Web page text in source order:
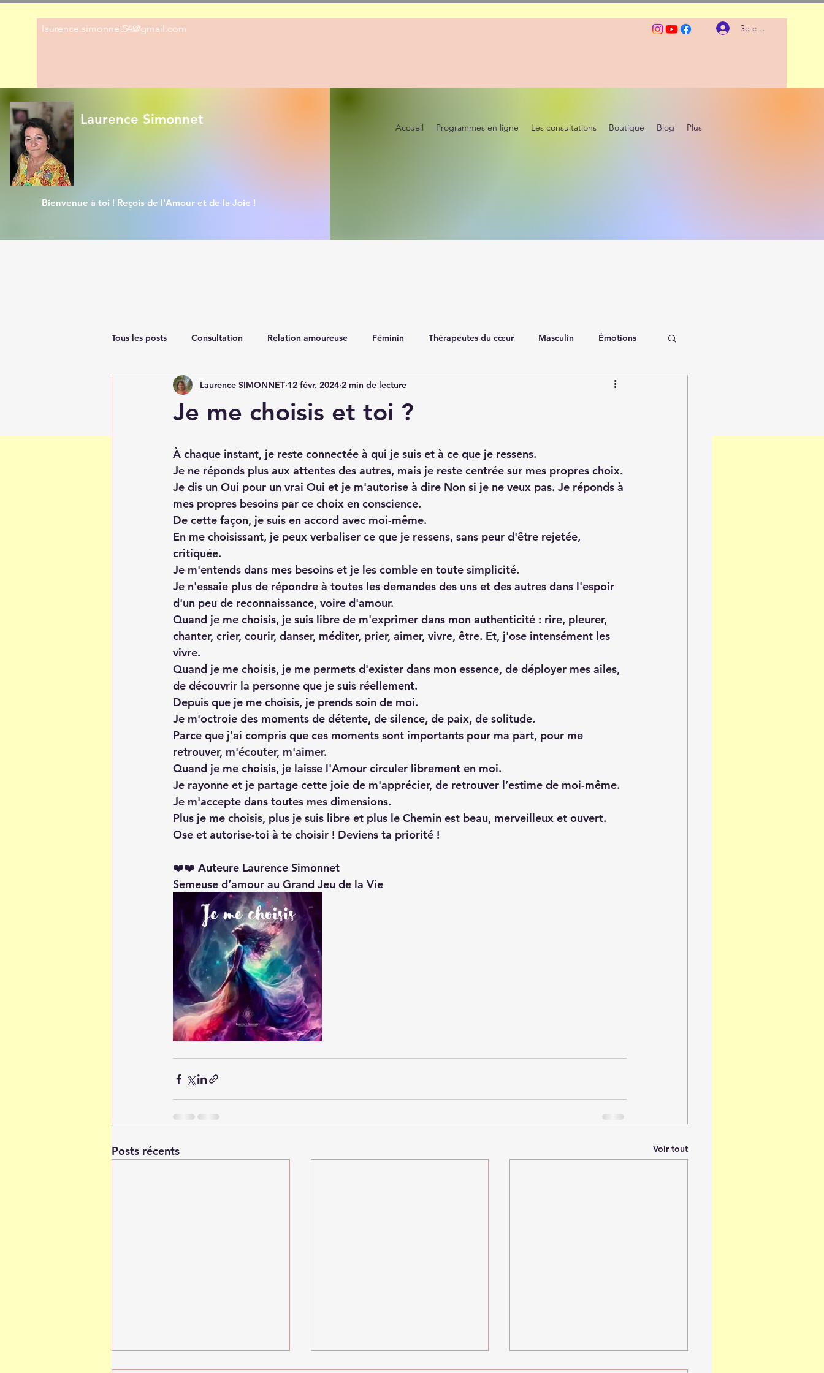
laurence.simonnet54@gmail.com Se connecter
Laurence Simonnet
Bienvenue à toi ! Reçois de l'Amour et de la Joie !
Accueil Programmes en ligne Les consultations Boutique Blog Plus
Tous les posts Consultation Relation amoureuse Féminin Thérapeutes du cœur Masculin Émotions
Renaissance
Je me choisis et toi ?
Laurence SIMONNET 12 févr. 2024 2 min de lecture
À chaque instant, je reste connectée à qui je suis et à ce que je ressens.
Je ne réponds plus aux attentes des autres, mais je reste centrée sur mes propres choix.
Je dis un Oui pour un vrai Oui et je m'autorise à dire Non si je ne veux pas. Je réponds à
mes propres besoins par ce choix en conscience.
De cette façon, je suis en accord avec moi-même.
En me choisissant, je peux verbaliser ce que je ressens, sans peur d'être rejetée,
critiquée.
Je m'entends dans mes besoins et je les comble en toute simplicité.
Je n'essaie plus de répondre à toutes les demandes des uns et des autres dans l'espoir
d'un peu de reconnaissance, voire d'amour.
Quand je me choisis, je suis libre de m'exprimer dans mon authenticité : rire, pleurer,
chanter, crier, courir, danser, méditer, prier, aimer, vivre, être. Et, j'ose intensément les
vivre.
Quand je me choisis, je me permets d'exister dans mon essence, de déployer mes ailes,
de découvrir la personne que je suis réellement.
Depuis que je me choisis, je prends soin de moi.
Je m'octroie des moments de détente, de silence, de paix, de solitude.
Parce que j'ai compris que ces moments sont importants pour ma part, pour me
retrouver, m'écouter, m'aimer.
Quand je me choisis, je laisse l'Amour circuler librement en moi.
Je rayonne et je partage cette joie de m'apprécier, de retrouver l’estime de moi-même.
Je m'accepte dans toutes mes dimensions.
Plus je me choisis, plus je suis libre et plus le Chemin est beau, merveilleux et ouvert.
Ose et autorise-toi à te choisir ! Deviens ta priorité !
❤️❤️ Auteure Laurence Simonnet
Semeuse d’amour au Grand Jeu de la Vie
Posts récents Voir tout